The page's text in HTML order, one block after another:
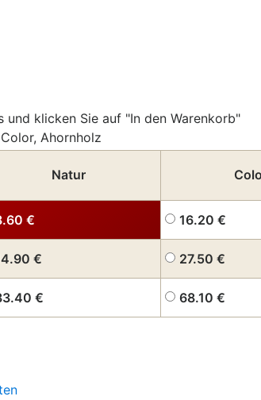
und klicken Sie auf "In den Warenkorb"
Ahornholz
Natur
€ 16.20 €
€ 27.50 €
€ 68.10 €